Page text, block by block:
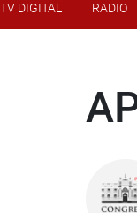
TV DIGITAL RADIO